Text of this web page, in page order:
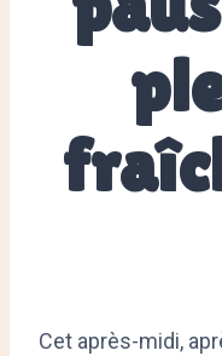
Cet après-midi,